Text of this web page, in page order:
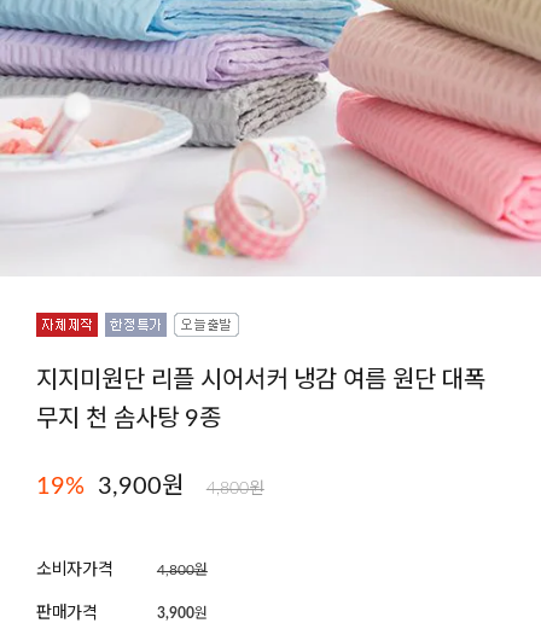
지지미원단 리플 시어서커 냉감 여름 원단 대폭
무지 천 솜사탕 9종
19% 3,900원 4,800원
소비자가격 4,800원
판매가격 3,900원